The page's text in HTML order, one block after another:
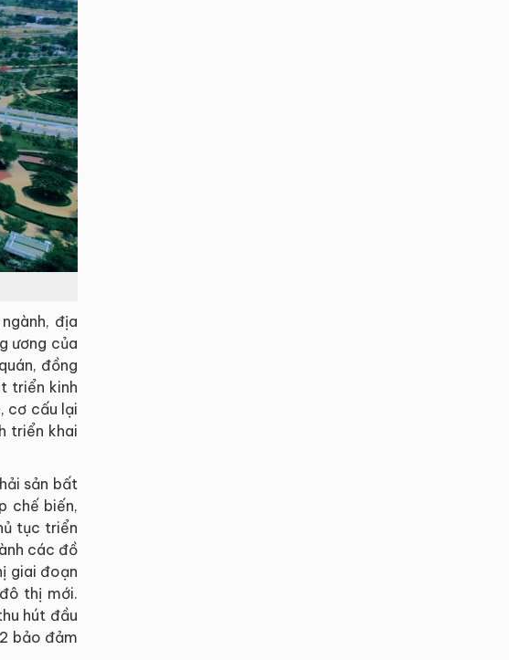
địa
ương của
đồng
triển kinh
cơ cấu lại
triển khai
sản bất
chế biến,
tục triển
các đồ
giai đoạn
thị mới.
hút đầu
bảo đảm